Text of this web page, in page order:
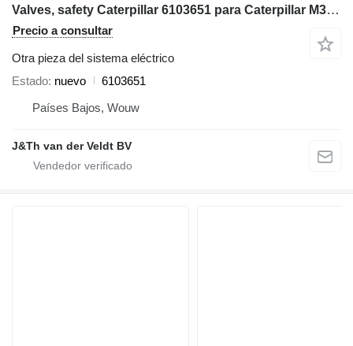
Valves, safety Caterpillar 6103651 para Caterpillar M323F excavadora
Precio a consultar
Otra pieza del sistema eléctrico
Estado nuevo
6103651
Países Bajos, Wouw
J&Th van der Veldt BV